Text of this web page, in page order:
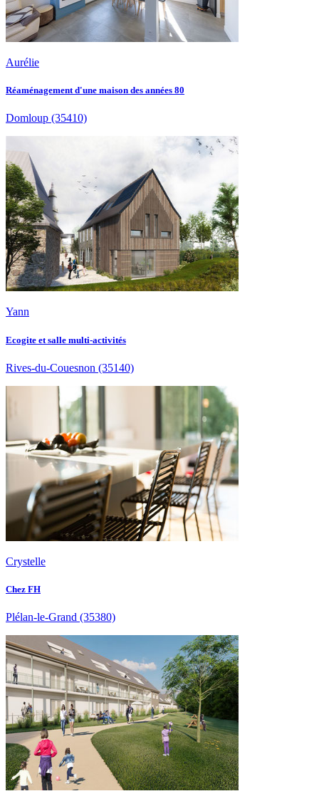
Aurélie
Réaménagement d'une maison des années 80
Domloup (35410)
Yann
Ecogite et salle multi-activités
Rives-du-Couesnon (35140)
Crystelle
Chez FH
Plélan-le-Grand (35380)